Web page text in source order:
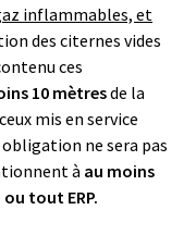
inflammables, et
des citernes vides
ces
10 mètresde la
mis en service
ne sera pas
à au moins
tout ERP.